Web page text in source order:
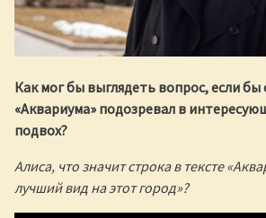
Как мог бы выглядеть вопрос, если бы
«Аквариума» подозревал в
подвох?
Алиса, что значит строка в тексте
лучший вид на этот город»?